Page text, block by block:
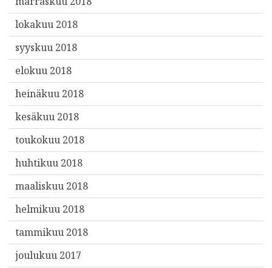
lokakuu 2018
syyskuu 2018
elokuu 2018
heinäkuu 2018
kesäkuu 2018
toukokuu 2018
huhtikuu 2018
maaliskuu 2018
helmikuu 2018
tammikuu 2018
joulukuu 2017